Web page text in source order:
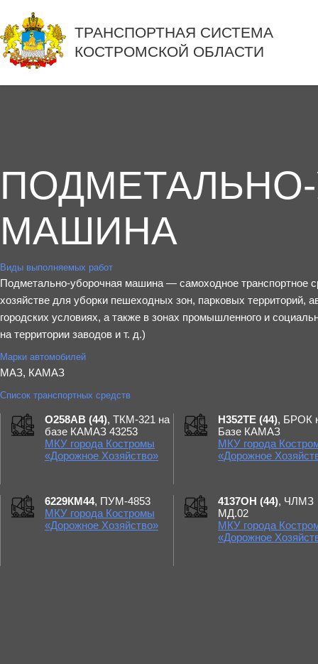
ТРАНСПОРТНАЯ СИСТЕМА
КОСТРОМСКОЙ ОБЛАСТИ
МАШИНА
Виды выполняемых работ
Подметально-уборочная машина — самоходное транспортное
хозяйстве для уборки пешеходных зон, парковых территорий,
городских условиях, а также в зонах промышленного и
на территории заводов и т. д.)
Марки автомобилей
МАЗ, КАМАЗ
Список транспортных средств
О258АВ (44), ТКМ-321 на
базе КАМАЗ 43253
МКУ города Костромы
«Дорожное Хозяйство»
Н352ТЕ (44), БРОК
Базе КАМАЗ
МКУ города
«Дорожное
6229КМ44, ПУМ-4853
МКУ города Костромы
«Дорожное Хозяйство»
4137ОН (44), ЧЛМЗ
МД.02
МКУ города
«Дорожное